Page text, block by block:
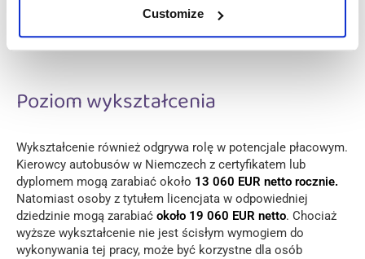
Customize
Transport publiczny: 48 200 EUR
Firmy prywatne: 44 540 EUR
Poziom wykształcenia
Wykształcenie również odgrywa rolę w potencjale płacowym.
Kierowcy autobusów w Niemczech z certyfikatem lub
dyplomem mogą zarabiać około 13 060 EUR netto rocznie.
Natomiast osoby z tytułem licencjata w odpowiedniej
dziedzinie mogą zarabiać około 19 060 EUR netto. Chociaż
wyższe wykształcenie nie jest ścisłym wymogiem do
wykonywania tej pracy, może być korzystne dla osób